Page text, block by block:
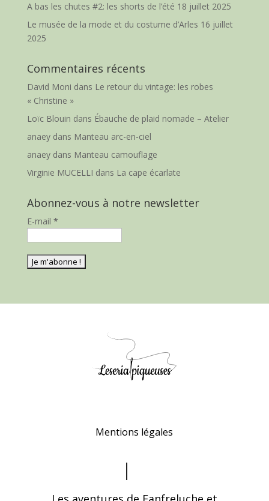
A bas les chutes #2: les shorts de l’été 18 juillet 2025
Le musée de la mode et du costume d’Arles 16 juillet
2025
Commentaires récents
David Moni dans Le retour du vintage: les robes
« Christine »
Loïc Blouin dans Ébauche de plaid nomade – Atelier
anaeydans Manteau arc-en-ciel
anaeydans Manteau camouflage
Virginie MUCELLI dans La cape écarlate
Abonnez-vous à notre newsletter
E-mail *
Mentions légales